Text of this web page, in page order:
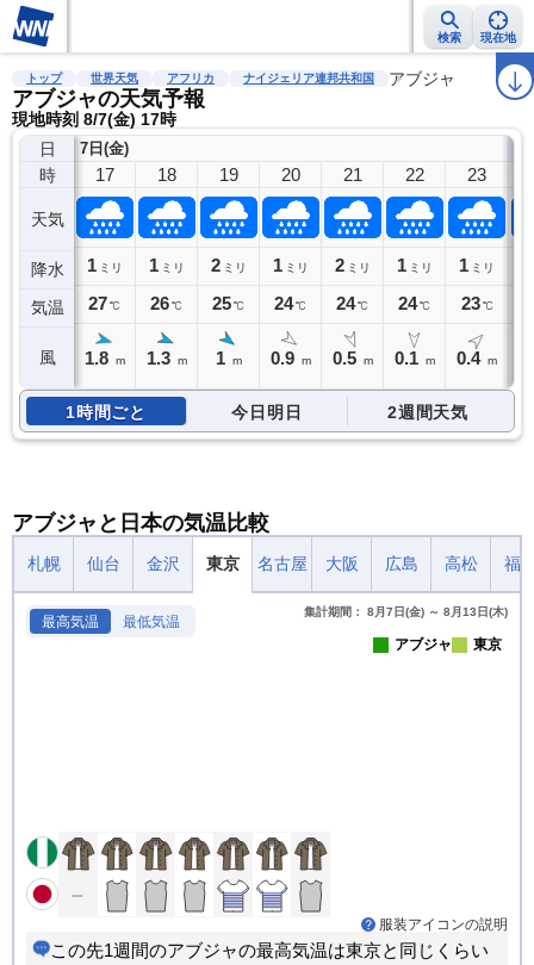
検索 現在地
雨雲レーダー 台風情報 地震情報 警報・注意報 2週間天気 ラ
トップ 世界天気 アフリカ ナイジェリア連邦共和国 アブジャ
アブジャの天気予報
現地時刻 8/7(金) 17時
日
時
天気
降水
気温
風
7日(金)
17
1 ミリ
27℃
1.8 m
18
1 ミリ
26℃
1.3 m
19
2 ミリ
25℃
1 m
20
1 ミリ
24℃
0.9 m
21
2 ミリ
24℃
0.5 m
22
1 ミリ
24℃
0.1 m
23
1 ミリ
23 ℃
0.4 m
1時間ごと 今日明日 2週間天気
アブジャと日本の気温比較
札幌 仙台 金沢 東京 名古屋 大阪 広島 高松 福
最高気温 最低気温
集計期間： 8月7日(金) ～ 8月13日(木)
アブジャ 東京
服装アイコンの説明
この先1週間のアブジャの最高気温は東京と同じくらい